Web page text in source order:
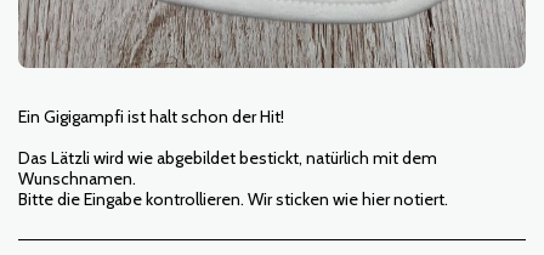
Ein Gigigampfi ist halt schon der Hit!
Das Lätzli wird wie abgebildet bestickt, natürlich mit dem
Wunschnamen.
Bitte die Eingabe kontrollieren. Wir sticken wie hier notiert.